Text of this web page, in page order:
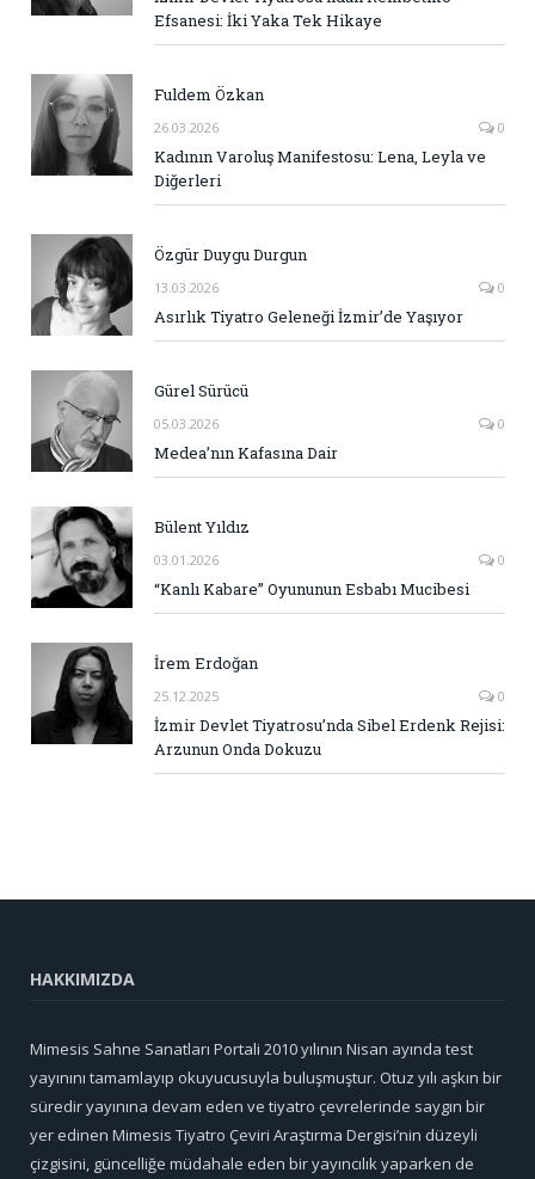
Efsanesi: İki Yaka Tek Hikaye
Fuldem Özkan
26.03.2026 0
Kadının Varoluş Manifestosu: Lena, Leyla ve
Diğerleri
Özgür Duygu Durgun
13.03.2026 0
Asırlık Tiyatro Geleneği İzmir’de Yaşıyor
Gürel Sürücü
05.03.2026 0
Medea’nın Kafasına Dair
Bülent Yıldız
03.01.2026 0
“Kanlı Kabare” Oyununun Esbabı Mucibesi
İrem Erdoğan
25.12.2025 0
İzmir Devlet Tiyatrosu’nda Sibel Erdenk Rejisi:
Arzunun Onda Dokuzu
HAKKIMIZDA
Mimesis Sahne Sanatları Portali 2010 yılının Nisan ayında test
yayınını tamamlayıp okuyucusuyla buluşmuştur. Otuz yılı aşkın bir
süredir yayınına devam eden ve tiyatro çevrelerinde saygın bir
yer edinen Mimesis Tiyatro Çeviri Araştırma Dergisi’nin düzeyli
çizgisini, güncelliğe müdahale eden bir yayıncılık yaparken de